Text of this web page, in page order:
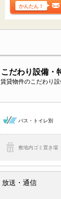
かんたん！
こだわり設備・
賃貸物件のこだわり
バス・トイレ別
敷地内ゴミ置き場
放送・通信